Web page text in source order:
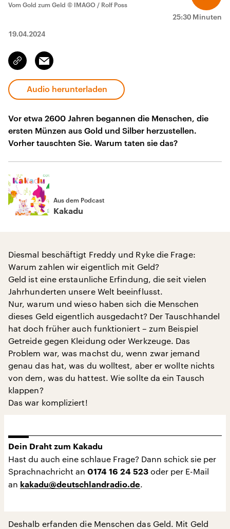
25:30 Minuten
Vom Gold zum Geld © IMAGO / Rolf Poss
19.04.2024
Link
kopieren/teilen
Email
Audio herunterladen
Vor etwa 2600 Jahren begannen die Menschen, die
ersten Münzen aus Gold und Silber herzustellen.
Vorher tauschten Sie. Warum taten sie das?
Aus dem Podcast
Kakadu
Diesmal beschäftigt Freddy und Ryke die Frage:
Warum zahlen wir eigentlich mit Geld?
Geld ist eine erstaunliche Erfindung, die seit vielen
Jahrhunderten unsere Welt beeinflusst.
Nur, warum und wieso haben sich die Menschen
dieses Geld eigentlich ausgedacht? Der Tauschhandel
hat doch früher auch funktioniert – zum Beispiel
Getreide gegen Kleidung oder Werkzeuge. Das
Problem war, was machst du, wenn zwar jemand
genau das hat, was du wolltest, aber er wollte nichts
von dem, was du hattest. Wie sollte da ein Tausch
klappen?
Das war kompliziert!
Dein Draht zum Kakadu
Hast du auch eine schlaue Frage? Dann schick sie per
Sprachnachricht an 0174 16 24 523 oder per E-Mail
an kakadu@deutschlandradio.de
Deshalb erfanden die Menschen das Geld. Mit Geld